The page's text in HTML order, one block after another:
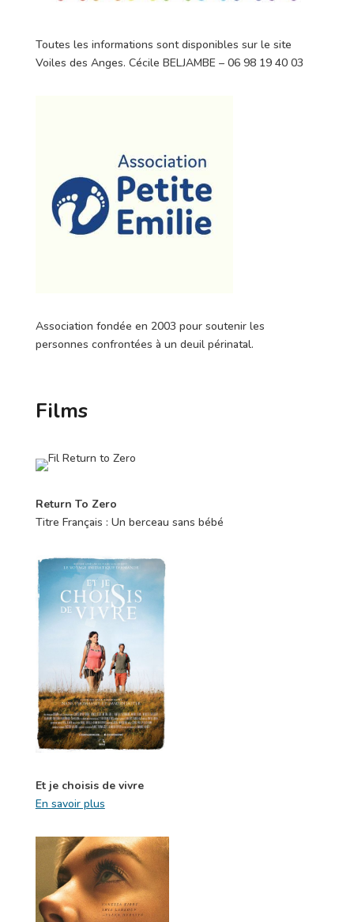
Toutes les informations sont disponibles sur le site
Voiles des Anges. Cécile BELJAMBE – 06 98 19 40 03
Association fondée en 2003 pour soutenir les
personnes confrontées à un deuil périnatal.
Films
Return To Zero
Titre Français : Un berceau sans bébé
Et je choisis de vivre
En savoir plus